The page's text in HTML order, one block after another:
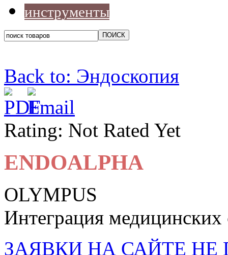
инструменты
Back to: Эндоскопия
Rating: Not Rated Yet
ENDOALPHA
OLYMPUS
Интеграция
ЗАЯВКИ НА САЙТЕ